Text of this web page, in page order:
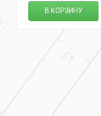
В КОРЗИНУ